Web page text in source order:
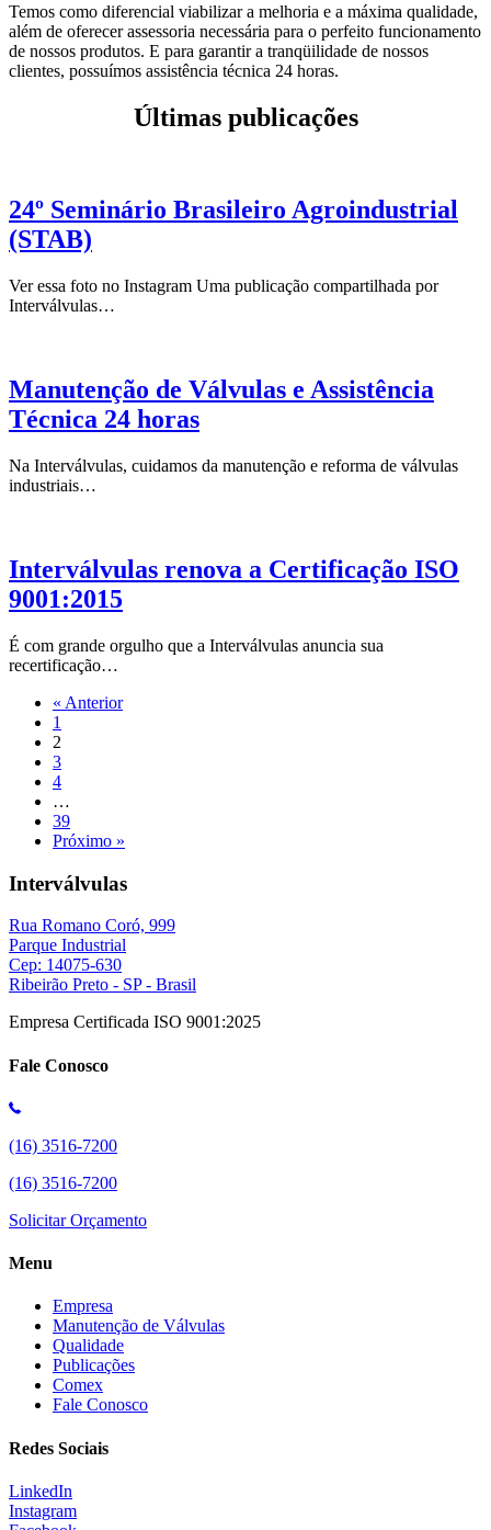
Temos como diferencial viabilizar a melhoria e a máxima qualidade,
além de oferecer assessoria necessária para o perfeito funcionamento
de nossos produtos. E para garantir a tranqüilidade de nossos
clientes, possuímos assistência técnica 24 horas.
Últimas publicações
24º Seminário Brasileiro Agroindustrial
(STAB)
Ver essa foto no Instagram Uma publicação compartilhada por
Interválvulas…
Manutenção de Válvulas e Assistência
Técnica 24 horas
Na Interválvulas, cuidamos da manutenção e reforma de válvulas
industriais…
Interválvulas renova a Certificação ISO
9001:2015
É com grande orgulho que a Interválvulas anuncia sua
recertificação…
« Anterior
1
2
3
4
…
39
Próximo »
Interválvulas
Rua Romano Coró, 999
Parque Industrial
Cep: 14075-630
Ribeirão Preto - SP - Brasil
Empresa Certificada ISO 9001:2025
Fale Conosco
(16) 3516-7200
(16) 3516-7200
Solicitar Orçamento
Menu
Empresa
Manutenção de Válvulas
Qualidade
Publicações
Comex
Fale Conosco
Redes Sociais
LinkedIn
Instagram